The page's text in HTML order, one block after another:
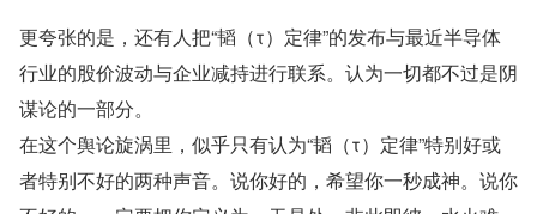
更夸张的是，还有人把“韬（τ）定律”的发布与最近半导体
行业的股价波动与企业减持进行联系。认为一切都不过是阴
谋论的一部分。
在这个舆论旋涡里，似乎只有认为“韬（τ）定律”特别好或
者特别不好的两种声音。说你好的，希望你一秒成神。说你